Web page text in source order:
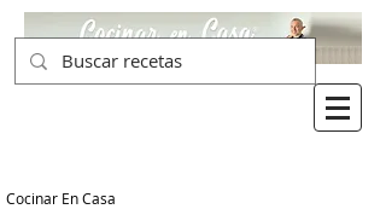
Cocinar En Casa